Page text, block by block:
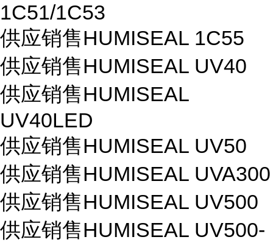
1C51/1C53
供应销售HUMISEAL 1C55
供应销售HUMISEAL UV40
供应销售HUMISEAL
UV40LED
供应销售HUMISEAL UV50
供应销售HUMISEAL UVA300
供应销售HUMISEAL UV500
供应销售HUMISEAL UV500-